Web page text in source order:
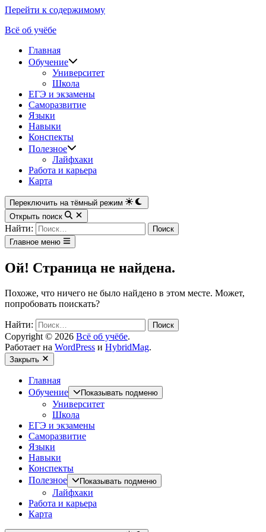
Перейти к содержимому
Всё об учёбе
Главная
Обучение
Университет
Школа
ЕГЭ и экзамены
Саморазвитие
Языки
Навыки
Конспекты
Полезное
Лайфхаки
Работа и карьера
Карта
Переключить на тёмный режим
Открыть поиск
Найти:
Главное меню
Ой! Страница не найдена.
Похоже, что ничего не было найдено в этом месте. Может,
попробовать поискать?
Найти:
Copyright © 2026 Всё об учёбе.
Работает на WordPress и HybridMag.
Закрыть
Главная
Обучение
Показывать подменю
Университет
Школа
ЕГЭ и экзамены
Саморазвитие
Языки
Навыки
Конспекты
Полезное
Показывать подменю
Лайфхаки
Работа и карьера
Карта